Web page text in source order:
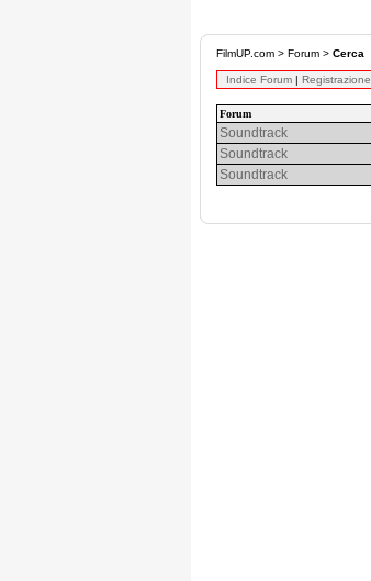
FilmUP.com > Forum > Cerca
Indice Forum | Registrazione
Forum
Soundtrack
Soundtrack
Soundtrack